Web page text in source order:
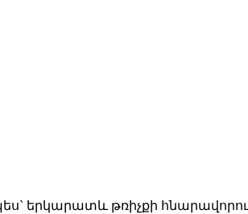
երկարատև թռիչքի